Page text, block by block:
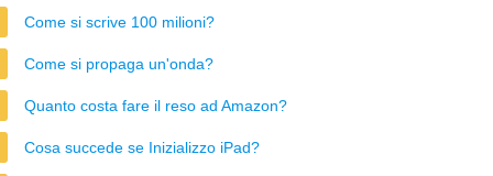
Come si scrive 100 milioni?
Come si propaga un'onda?
Quanto costa fare il reso ad Amazon?
Cosa succede se Inizializzo iPad?